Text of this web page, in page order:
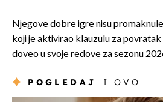
Njegove dobre igre nisu
koji je aktivirao klauzulu za
doveo u svoje redove za sezonu
POGLEDAJ I OVO